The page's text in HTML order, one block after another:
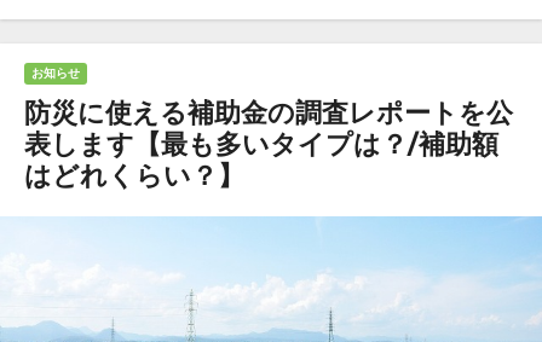
お知らせ
防災に使える補助金の調査レポートを公
表します【最も多いタイプは？/補助額
はどれくらい？】